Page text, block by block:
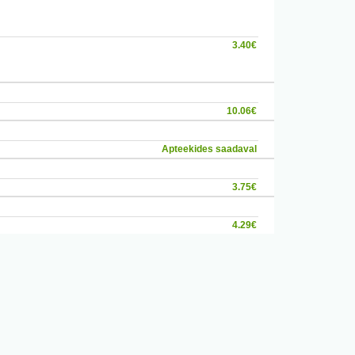
moodustades veekindla
samas võimaldada õhu
Põhjaliku puhastuse
3.40€
10.06€
Apteekides saadaval
3.75€
4.29€